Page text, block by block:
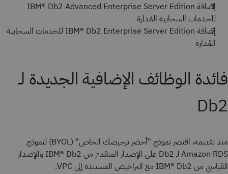
إضافة IBM® Db2 Advanced Enterprise Server Edition
للخدمات السحابية المُدارة
إضافة IBM® Db2 Enterprise Server Edition للخدمات السحابية
المُدارة
فائدة الوظائف الإضافية الجديدة لـ
Db2
منذ تقديمه، اقتصر نموذج "أحضر ترخيصك الخاص" (BYOL) لنموذج
Amazon RDS لـ Db2 على الإصدار المتقدم من IBM® Db2 والإصدار
القياسي من IBM® Db2 مع التراخيص المستندة إلى VPC.